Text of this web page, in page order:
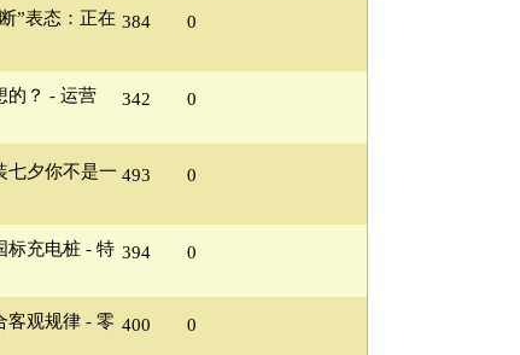
”表态：正在 384 0
的？ - 运营
342 0
七夕你不是一 493 0
标充电桩 - 特 394 0
客观规律 - 零 400 0